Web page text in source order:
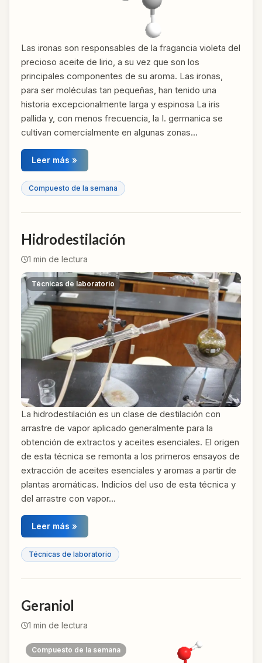
Las ironas son responsables de la fragancia violeta del
precioso aceite de lirio, a su vez que son los
principales componentes de su aroma. Las ironas,
para ser moléculas tan pequeñas, han tenido una
historia excepcionalmente larga y espinosa La iris
pallida y, con menos frecuencia, la I. germanica se
cultivan comercialmente en algunas zonas…
Leer más »
Compuesto de la semana
Hidrodestilación
1 min de lectura
Técnicas de laboratorio
La hidrodestilación es un clase de destilación con
arrastre de vapor aplicado generalmente para la
obtención de extractos y aceites esenciales. El origen
de esta técnica se remonta a los primeros ensayos de
extracción de aceites esenciales y aromas a partir de
plantas aromáticas. Indicios del uso de esta técnica y
del arrastre con vapor…
Leer más »
Técnicas de laboratorio
Geraniol
1 min de lectura
Compuesto de la semana